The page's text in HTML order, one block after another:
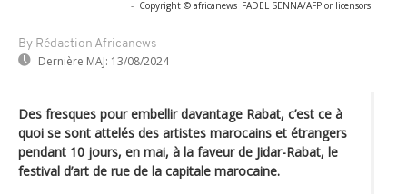
- Copyright © africanews FADEL SENNA/AFP or licensors
By Rédaction Africanews
Dernière MAJ: 13/08/2024
Des fresques pour embellir davantage Rabat, c’est ce à
quoi se sont attelés des artistes marocains et étrangers
pendant 10 jours, en mai, à la faveur de Jidar-Rabat, le
festival d’art de rue de la capitale marocaine.